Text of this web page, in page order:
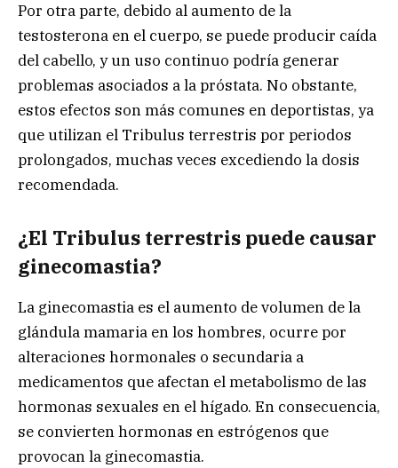
Por otra parte, debido al aumento de la
testosterona en el cuerpo, se puede producir caída
del cabello, y un uso continuo podría generar
problemas asociados a la próstata. No obstante,
estos efectos son más comunes en deportistas, ya
que utilizan el Tribulus terrestris por periodos
prolongados, muchas veces excediendo la dosis
recomendada.
¿El Tribulus terrestris puede causar
ginecomastia?
La ginecomastia es el aumento de volumen de la
glándula mamaria en los hombres, ocurre por
alteraciones hormonales o secundaria a
medicamentos que afectan el metabolismo de las
hormonas sexuales en el hígado. En consecuencia,
se convierten hormonas en estrógenos que
provocan la ginecomastia.